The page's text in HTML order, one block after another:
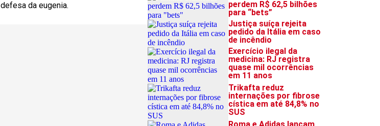
da eugenia.